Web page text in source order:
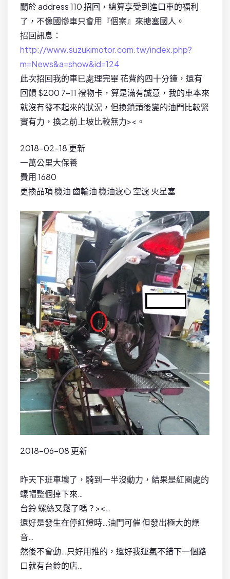
關於 address 110 招回，總算享受到進口車的福利
了，不像國慘車只會用『個案』來搪塞國人。
招回訊息：
http://www.suzukimotor.com.tw/index.php?
m=News&a=show&id=124
此次招回我的車已處理完畢 花費約四十分鐘，還有
回饋 $200 7-11 禮物卡，算是滿有誠意，我的車本來
就沒有發不起來的狀況，但換鎖頭後變的油門比較緊
實有力，換之前上坡比較無力><。
2018-02-18 更新
一萬公里大保養
費用 1680
更換品項 機油 齒輪油 機油濾心 空濾 火星塞
2018-06-08 更新
昨天下班車壞了，騎到一半沒動力，結果是紅圈處的
螺帽整個掉下來…
台鈴 螺絲又鬆了嗎？><…
還好是發生在停紅燈時…油門可催 但發出極大的燥
音…
然後不會動…只好用推的，還好我運氣不錯下一個路
口就有台鈴的店…